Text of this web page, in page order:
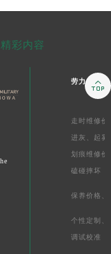
彩内容
劳力士售后
走时维修价
进灰、 起雾
划痕维修价
磕碰摔坏
保养价格、
个性定制、
调试校准
